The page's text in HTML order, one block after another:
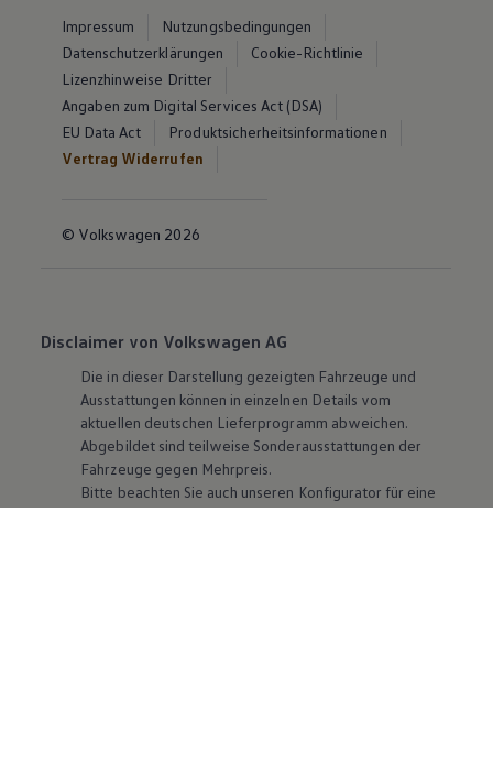
Impressum
Nutzungsbedingungen
Datenschutzerklärungen
Cookie-Richtlinie
Lizenzhinweise Dritter
Angaben zum Digital Services Act (DSA)
EU Data Act
Produktsicherheitsinformationen
Vertrag Widerrufen
© Volkswagen 2026
Disclaimer von Volkswagen AG
Die in dieser Darstellung gezeigten Fahrzeuge und
Ausstattungen können in einzelnen Details vom
aktuellen deutschen Lieferprogramm abweichen.
Abgebildet sind teilweise Sonderausstattungen der
Fahrzeuge gegen Mehrpreis.
Bitte beachten Sie auch unseren Konfigurator für eine